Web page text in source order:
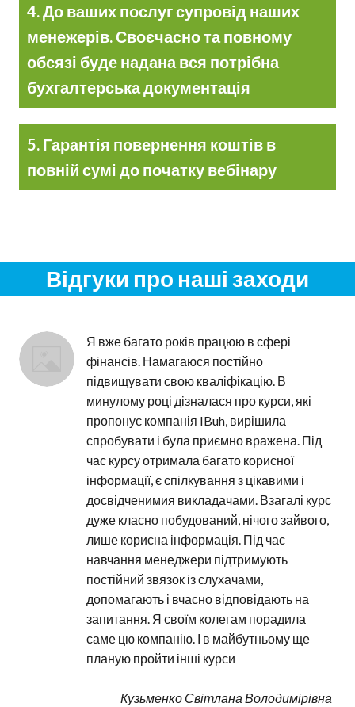
4. До ваших послуг супровід наших
менежерів. Своєчасно та повному
обсязі буде надана вся потрібна
бухгалтерська документація
5. Гарантія повернення коштів в
повній сумі до початку вебінару
Відгуки про наші заходи
Я вже багато років працюю в сфері
фінансів. Намагаюся постійно
підвищувати свою кваліфікацію. В
минулому році дізналася про курси, які
пропонує компанія IBuh, вирішила
спробувати і була приємно вражена. Під
час курсу отримала багато корисної
інформації, є спілкування з цікавими і
досвідченимия викладачами. Взагалі курс
дуже класно побудований, нічого зайвого,
лише корисна інформація. Під час
навчання менеджери підтримують
постійний звязок із слухачами,
допомагають і вчасно відповідають на
запитання. Я своїм колегам порадила
саме цю компанію. І в майбутньому ще
планую пройти інші курси
Кузьменко Світлана Володимірівна